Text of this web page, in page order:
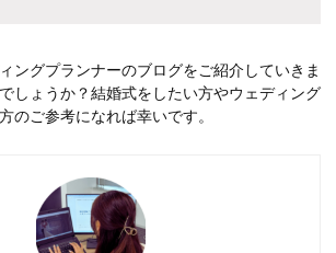
ングプランナーのブログをご紹介していきま
しょうか？結婚式をしたい方やウェディング
のご参考になれば幸いです。